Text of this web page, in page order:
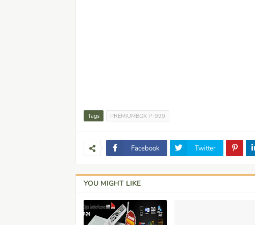
Tags PREMIUMBOX P-999
Facebook Twitter
YOU MIGHT LIKE